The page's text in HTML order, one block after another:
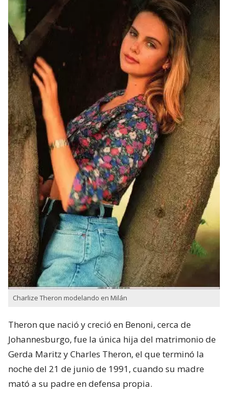
Charlize Theron modelando en Milán
Theron que nació y creció en Benoni,​ cerca de
Johannesburgo, fue la única hija del matrimonio de
Gerda Maritz​ y Charles Theron, el que terminó la
noche del 21 de junio de 1991, cuando su madre
mató a su padre en defensa propia.